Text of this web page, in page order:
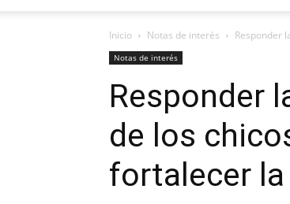
Inicio Notas de interés Responder
Notas de interés
Responder
de los
fortalecer